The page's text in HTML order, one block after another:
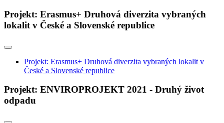
Projekt: Erasmus+ Druhová diverzita vybraných
lokalit v České a Slovenské republice
Projekt: Erasmus+ Druhová diverzita vybraných lokalit v
České a Slovenské republice
Projekt: ENVIROPROJEKT 2021 - Druhý život
odpadu